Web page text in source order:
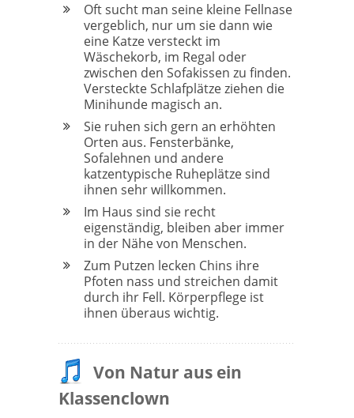
Oft sucht man seine kleine Fellnase
vergeblich, nur um sie dann wie
eine Katze versteckt im
Wäschekorb, im Regal oder
zwischen den Sofakissen zu finden.
Versteckte Schlafplätze ziehen die
Minihunde magisch an.
Sie ruhen sich gern an erhöhten
Orten aus. Fensterbänke,
Sofalehnen und andere
katzentypische Ruheplätze sind
ihnen sehr willkommen.
Im Haus sind sie recht
eigenständig, bleiben aber immer
in der Nähe von Menschen.
Zum Putzen lecken Chins ihre
Pfoten nass und streichen damit
durch ihr Fell. Körperpflege ist
ihnen überaus wichtig.
Von Natur aus ein
Klassenclown